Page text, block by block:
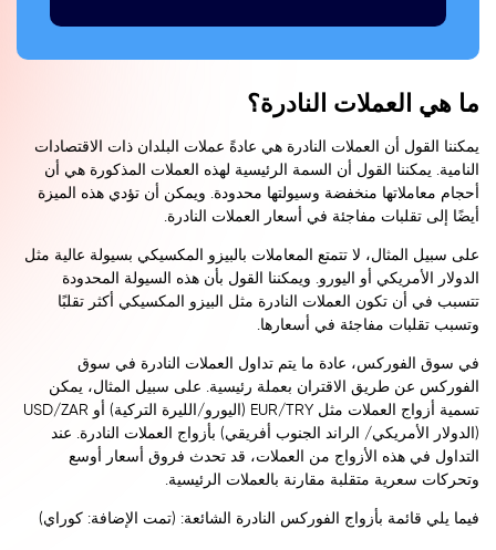
ما هي العملات النادرة؟
يمكننا القول أن العملات النادرة هي عادةً عملات البلدان ذات الاقتصادات
النامية. يمكننا القول أن السمة الرئيسية لهذه العملات المذكورة هي أن
أحجام معاملاتها منخفضة وسيولتها محدودة. ويمكن أن تؤدي هذه الميزة
أيضًا إلى تقلبات مفاجئة في أسعار العملات النادرة.
على سبيل المثال، لا تتمتع المعاملات بالبيزو المكسيكي بسيولة عالية مثل
الدولار الأمريكي أو اليورو. ويمكننا القول بأن هذه السيولة المحدودة
تتسبب في أن تكون العملات النادرة مثل البيزو المكسيكي أكثر تقلبًا
وتسبب تقلبات مفاجئة في أسعارها.
في سوق الفوركس، عادة ما يتم تداول العملات النادرة في سوق
الفوركس عن طريق الاقتران بعملة رئيسية. على سبيل المثال، يمكن
تسمية أزواج العملات مثل EUR/TRY (اليورو/الليرة التركية) أو USD/ZAR
(الدولار الأمريكي/ الراند الجنوب أفريقي) بأزواج العملات النادرة. عند
التداول في هذه الأزواج من العملات، قد تحدث فروق أسعار أوسع
وتحركات سعرية متقلبة مقارنة بالعملات الرئيسية.
فيما يلي قائمة بأزواج الفوركس النادرة الشائعة: (تمت الإضافة: كوراي)